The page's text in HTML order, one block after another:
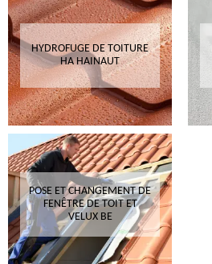
HYDROFUGE DE TOITURE
HA HAINAUT
POSE ET CHANGEMENT DE
FENÊTRE DE TOIT ET
VELUX BE